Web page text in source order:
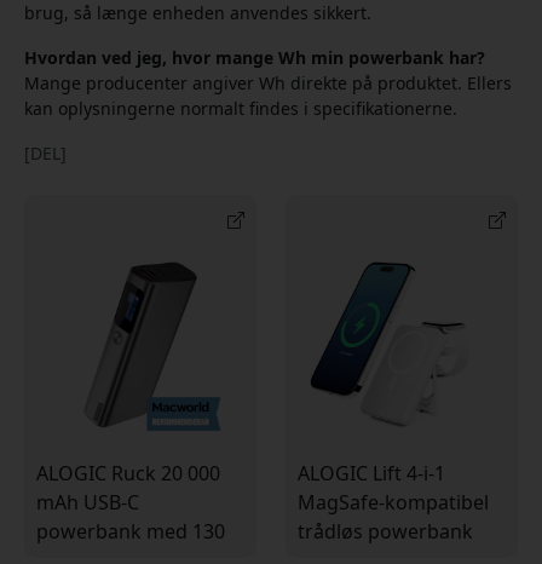
brug, så længe enheden anvendes sikkert.
Hvordan ved jeg, hvor mange Wh min powerbank har?
Mange producenter angiver Wh direkte på produktet. Ellers
kan oplysningerne normalt findes i specifikationerne.
[DEL]
ALOGIC Ruck 20 000
mAh USB-C
powerbank med 130
ALOGIC Lift 4-i-1
MagSafe-kompatibel
trådløs powerbank